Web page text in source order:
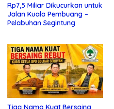
Rp7,5 Miliar Dikucurkan untuk
Jalan Kuala Pembuang –
Pelabuhan Segintung
Tiga Nama Kuat Bersaing